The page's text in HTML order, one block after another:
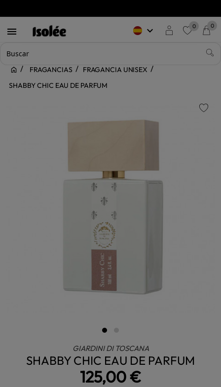
 keyboard_arrow_down 0 0
FRAGANCIAS
FRAGANCIA UNISEX
SHABBY CHIC EAU DE PARFUM
GIARDINI DI TOSCANA
SHABBY CHIC EAU DE PARFUM
125,00 €